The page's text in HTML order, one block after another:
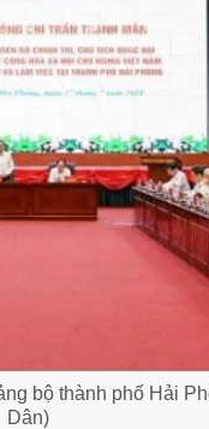
bộ thành phố Hải
Dân)